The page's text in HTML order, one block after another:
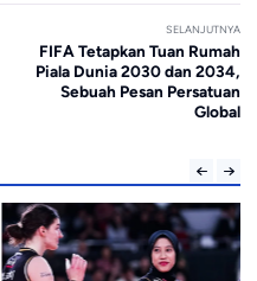
SELANJUTNYA
FIFA Tetapkan Tuan Rumah
Piala Dunia 2030 dan 2034,
Sebuah Pesan Persatuan
Global